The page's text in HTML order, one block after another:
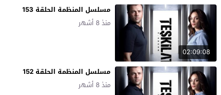
02:09:08
مسلسل المنظمة الحلقة 153
منذ 8 أشهر
مسلسل المنظمة الحلقة 152
منذ 8 أشهر